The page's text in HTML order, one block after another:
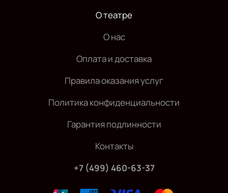
О театре
О нас
Оплата и доставка
Правила оказания услуг
Политика конфиденциальности
Гарантия подлинности
Контакты
+7 (499) 460-63-37